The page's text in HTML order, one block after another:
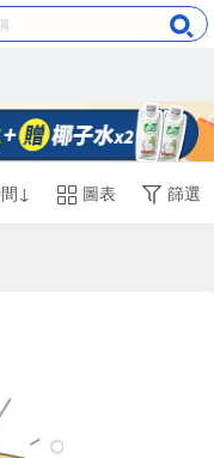
↓ 圖表 篩選